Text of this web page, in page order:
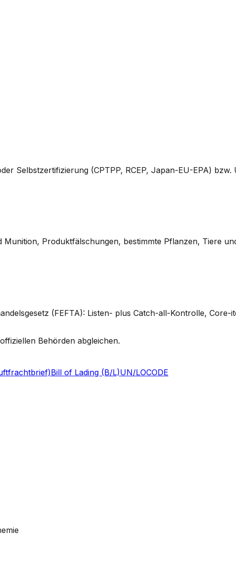
Selbstzertifizierung (CPTPP, RCEP, Japan-EU-EPA)
Produktfälschungen, bestimmte Pflanzen, Tiere
(FEFTA): Listen- plus Catch-all-Kontrolle, Core-
Behörden abgleichen.
Bill of Lading (B/L)UN/LOCODE